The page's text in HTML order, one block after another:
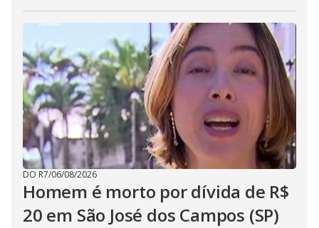
DO R7/06/08/2026
Homem é morto por dívida de R$
20 em São José dos Campos (SP)